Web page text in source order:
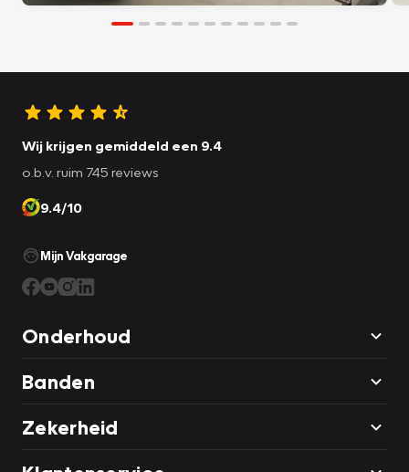
Wij krijgen gemiddeld een 9.4
o.b.v. ruim 745 reviews
9.4/10
Mijn Vakgarage
Onderhoud
Banden
Zekerheid